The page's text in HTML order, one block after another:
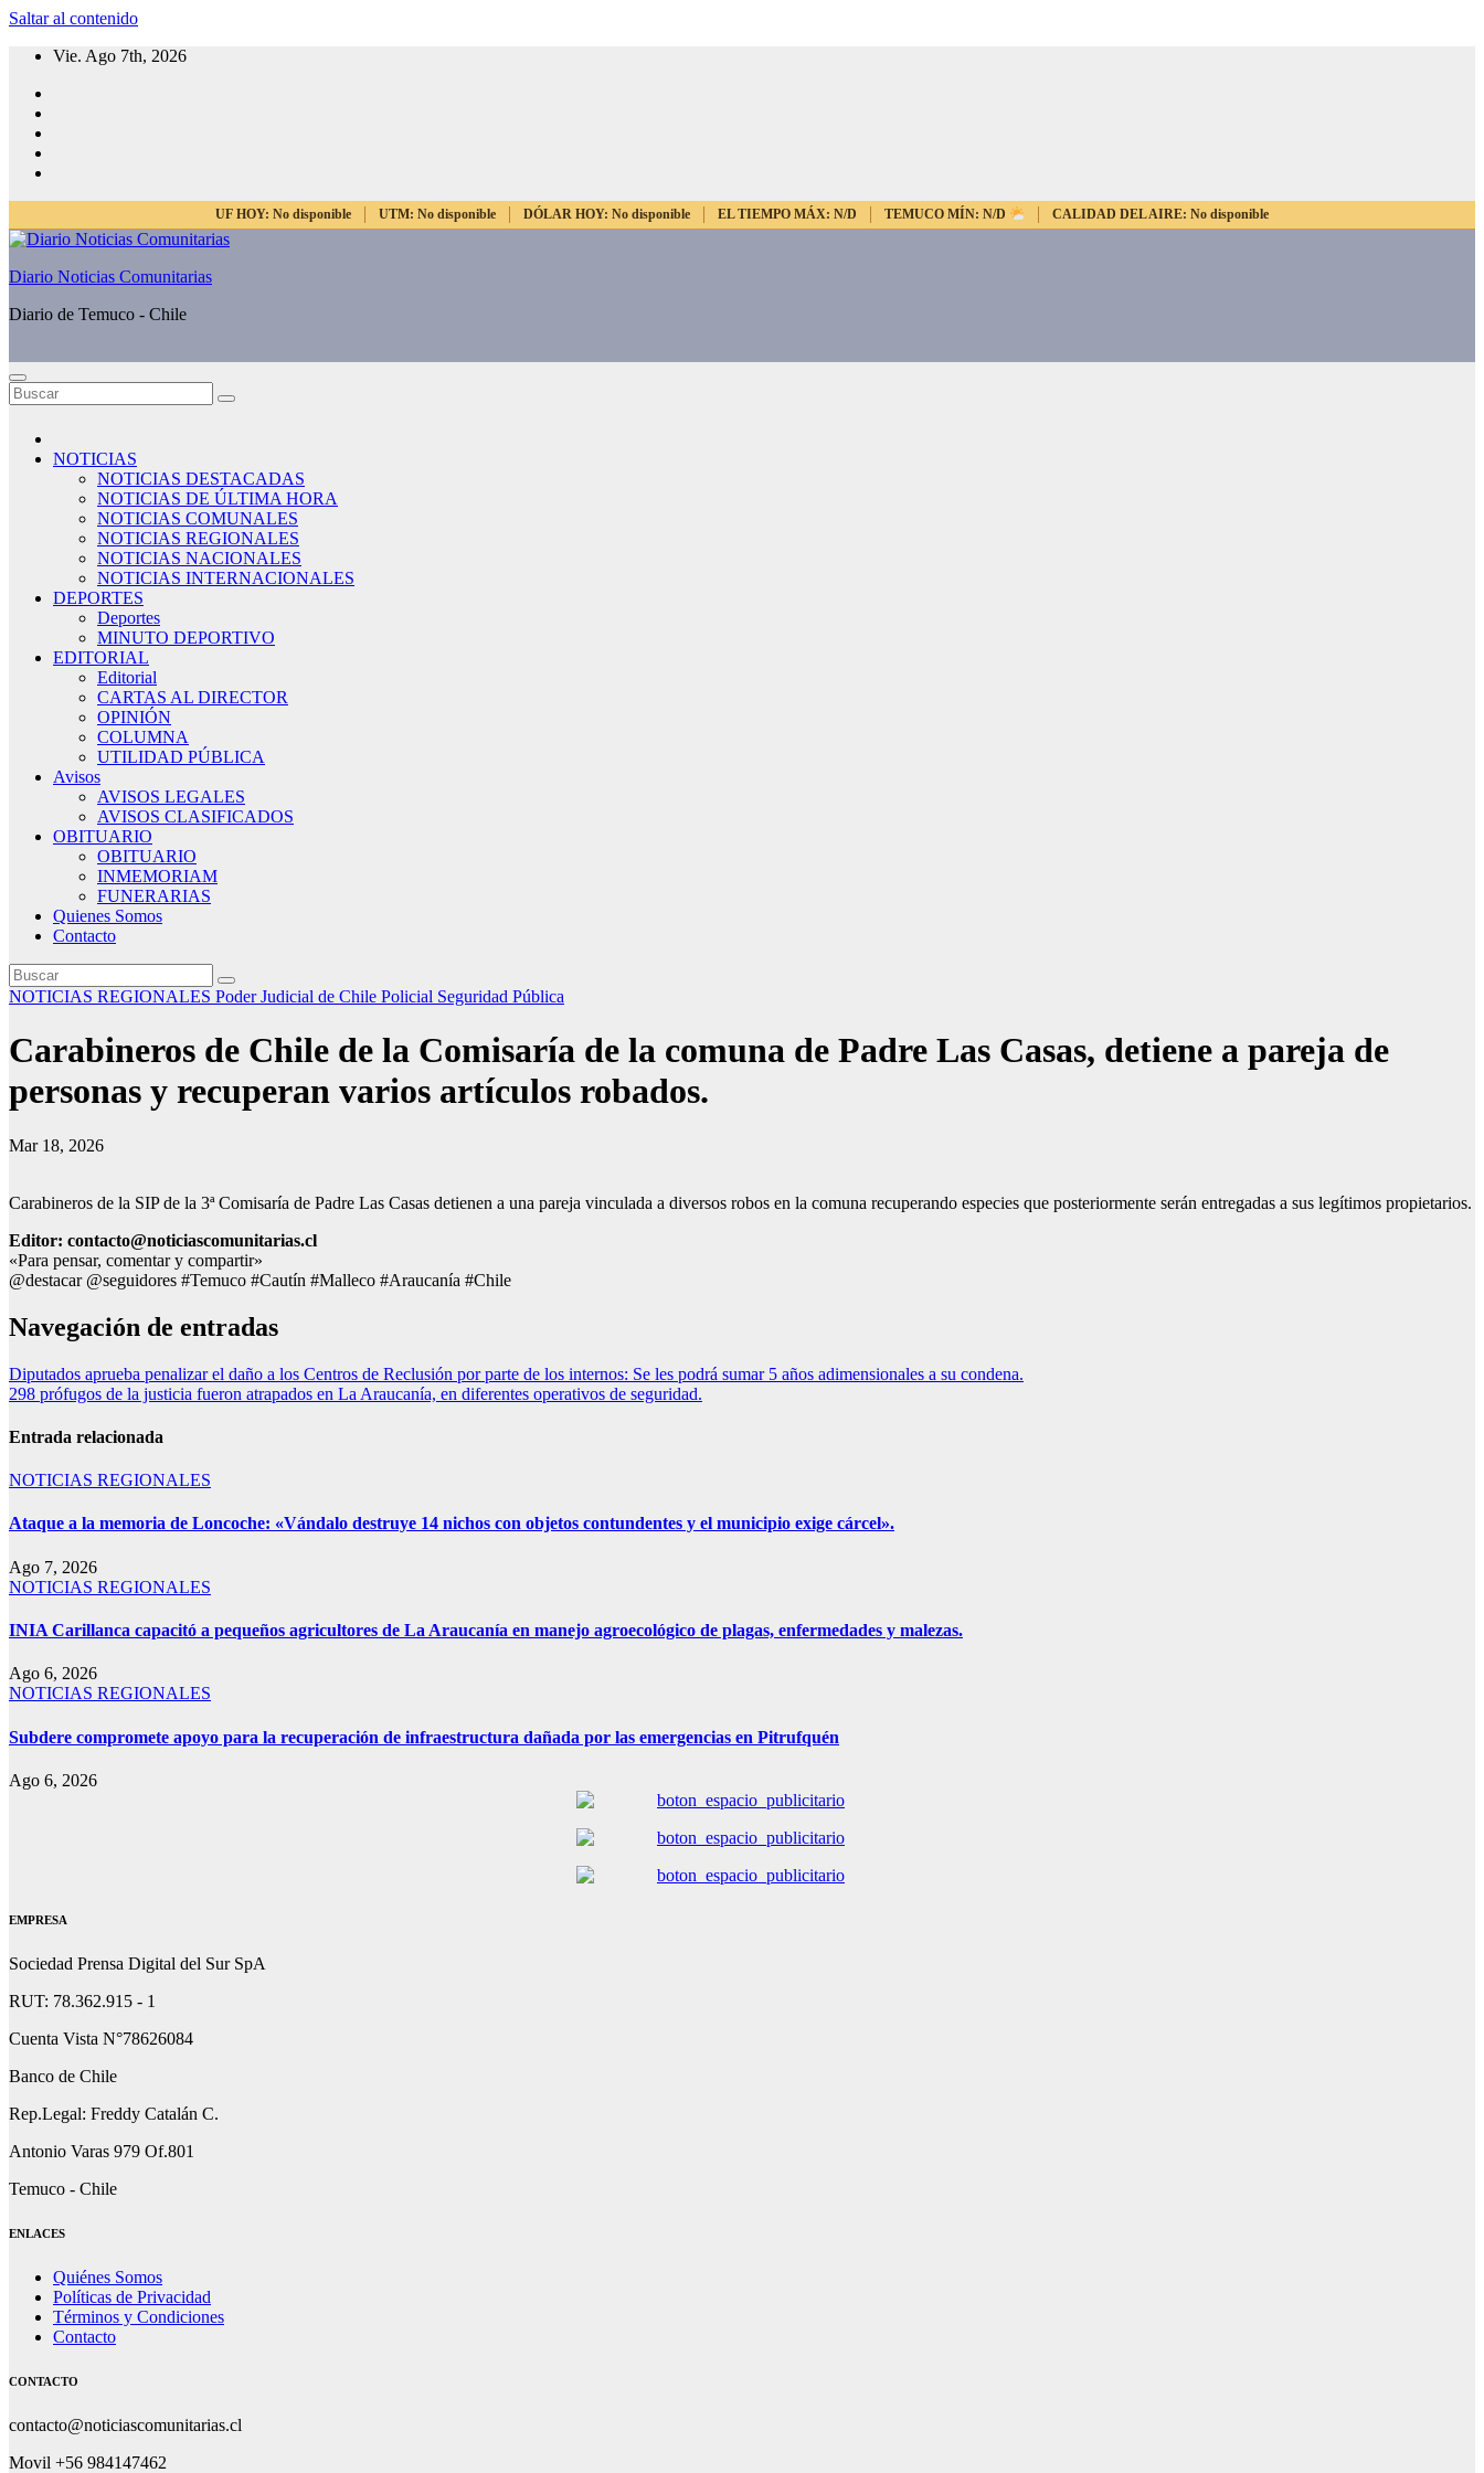
Saltar al contenido
Vie. Ago 7th, 2026
UF HOY: No disponible UTM: No disponible DÓLAR HOY: No disponible EL TIEMPO MÁX: N/D TEMUCO MÍN: N/D CALIDAD DEL AIRE: No disponible
Diario Noticias Comunitarias
Diario de Temuco - Chile
NOTICIAS
NOTICIAS DESTACADAS
NOTICIAS DE ÚLTIMA HORA
NOTICIAS COMUNALES
NOTICIAS REGIONALES
NOTICIAS NACIONALES
NOTICIAS INTERNACIONALES
DEPORTES
Deportes
MINUTO DEPORTIVO
EDITORIAL
Editorial
CARTAS AL DIRECTOR
OPINIÓN
COLUMNA
UTILIDAD PÚBLICA
Avisos
AVISOS LEGALES
AVISOS CLASIFICADOS
OBITUARIO
OBITUARIO
INMEMORIAM
FUNERARIAS
Quienes Somos
Contacto
NOTICIAS REGIONALES Poder Judicial de Chile Policial Seguridad Pública
Carabineros de Chile de la Comisaría de la comuna de Padre Las Casas, detiene a pareja de
personas y recuperan varios artículos robados.
Mar 18, 2026
Carabineros de la SIP de la 3ª Comisaría de Padre Las Casas detienen a una pareja vinculada a diversos robos en la comuna recuperando especies que posteriormente serán entregadas a sus legítimos propietarios.
Editor: contacto@noticiascomunitarias.cl
«Para pensar, comentar y compartir»
@destacar @seguidores #Temuco #Cautín #Malleco #Araucanía #Chile
Navegación de entradas
Diputados aprueba penalizar el daño a los Centros de Reclusión por parte de los internos: Se les podrá sumar 5 años adimensionales a su condena.
298 prófugos de la justicia fueron atrapados en La Araucanía, en diferentes operativos de seguridad.
Entrada relacionada
NOTICIAS REGIONALES
Ataque a la memoria de Loncoche: «Vándalo destruye 14 nichos con objetos contundentes y el municipio exige cárcel».
Ago 7, 2026
NOTICIAS REGIONALES
INIA Carillanca capacitó a pequeños agricultores de La Araucanía en manejo agroecológico de plagas, enfermedades y malezas.
Ago 6, 2026
NOTICIAS REGIONALES
Subdere compromete apoyo para la recuperación de infraestructura dañada por las emergencias en Pitrufquén
Ago 6, 2026
EMPRESA
Sociedad Prensa Digital del Sur SpA
RUT: 78.362.915 - 1
Cuenta Vista N°78626084
Banco de Chile
Rep.Legal: Freddy Catalán C.
Antonio Varas 979 Of.801
Temuco - Chile
ENLACES
Quiénes Somos
Políticas de Privacidad
Términos y Condiciones
Contacto
CONTACTO
contacto@noticiascomunitarias.cl
Movil +56 984147462